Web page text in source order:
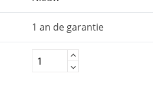
1 an de garantie